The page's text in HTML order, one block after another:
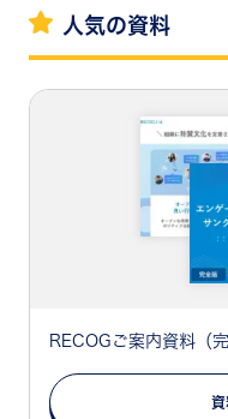
人気の資料
RECOGご案内資料（完
資